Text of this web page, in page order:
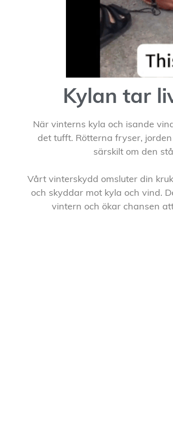
Kylan tar
När vinterns kyla och isande
det tufft. Rötterna fryser,
särskilt om den
Vårt vinterskydd omsluter din
och skyddar mot kyla och vind.
vintern och ökar chansen